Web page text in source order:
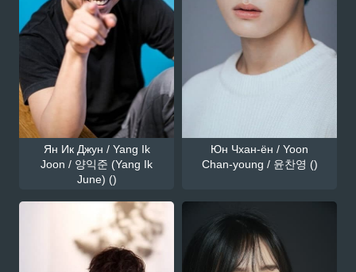
Ян Ик Джун / Yang Ik
Joon / 양익준 (Yang Ik
June) ()
Юн Чхан-ён / Yoon
Chan-young / 윤찬영 ()